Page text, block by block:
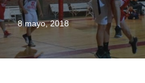
8 mayo, 2018